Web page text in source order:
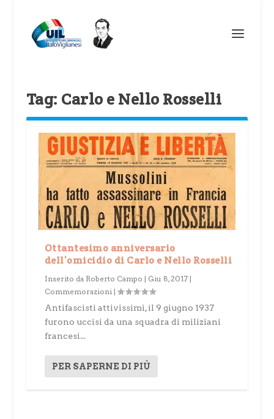
Tag: Carlo e Nello Rosselli
Ottantesimo anniversario
dell’omicidio di Carlo e Nello Rosselli
Inserito da Roberto Campo | Giu 8, 2017|
Commemorazioni |
Antifascisti attivissimi, il 9 giugno 1937
furono uccisi da una squadra di miliziani
francesi...
PER SAPERNE DI PIÙ